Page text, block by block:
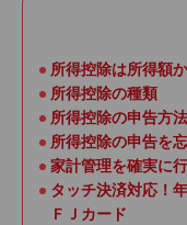
所得控除は所得額
所得控除の種類
所得控除の申告方法
所得控除の申告を
家計管理を確実に
タッチ決済対応！
ＦＪカード